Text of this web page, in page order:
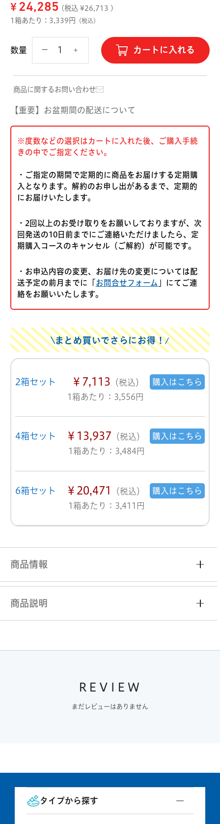
¥ 24,285 (税込 ¥26,713 )
1箱あたり：3,339円
（税込）
数量 カートに入れる
商品に関するお問い合わせ
【重要】お盆期間の配送について
※度数などの選択はカートに入れた後、ご購入手続
きの中でご指定ください。
・ご指定の期間で定期的に商品をお届けする定期購
入となります。解約のお申し出があるまで、定期的
にお届けいたします。
・2回以上のお受け取りをお願いしておりますが、次
回発送の10日前までにご連絡いただけましたら、定
期購入コースのキャンセル（ご解約）が可能です。
・お申込内容の変更、お届け先の変更については配
送予定の前月までに「お問合せフォーム 」にてご連
絡をお願いいたします。
まとめ買いでさらにお得！
2箱セット ￥7,113 （税込）
1箱あたり：3,556円
購入はこちら
4箱セット ￥13,937 （税込）
1箱あたり：3,484円
購入はこちら
6箱セット ￥20,471
（税込）
1箱あたり：3,411円
購入はこちら
商品情報
商品説明
REVIEW
まだレビューはありません
タイプから探す